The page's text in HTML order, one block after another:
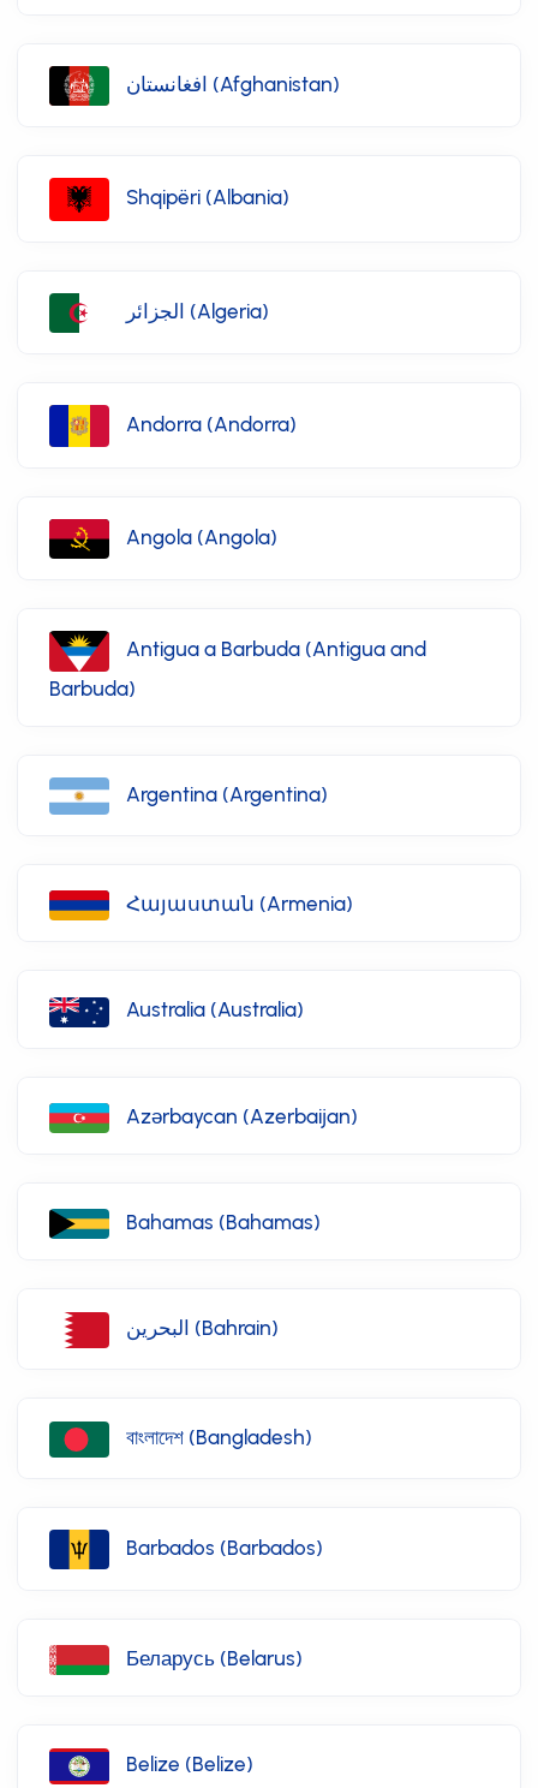
افغانستان (Afghanistan)
Shqipëri (Albania)
الجزائر (Algeria)
Andorra (Andorra)
Angola (Angola)
Antigua a Barbuda (Antigua and
Barbuda)
Argentina (Argentina)
Հայաստան (Armenia)
Australia (Australia)
Azərbaycan (Azerbaijan)
Bahamas (Bahamas)
البحرين (Bahrain)
বাংলাদেশ (Bangladesh)
Barbados (Barbados)
Беларусь (Belarus)
Belize (Belize)